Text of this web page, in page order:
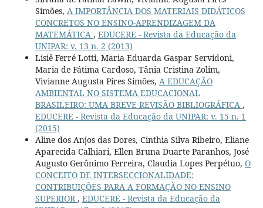
Simões, A IMPORTÂNCIA DOS MATERIAIS DIDÁTICOS
CONCRETOS NO ENSINO-APRENDIZAGEM DA
MATEMÁTICA , EDUCERE - Revista da Educação da
UNIPAR: v. 13 n. 2 (2013)
Lisiê Ferré Lotti, Maria Eduarda Gaspar Servidoni,
Maria de Fátima Cardoso, Tânia Cristina Zolim,
Vivianne Augusta Pires Simões, A EDUCAÇÃO
AMBIENTAL NO SISTEMA EDUCACIONAL
BRASILEIRO: UMA BREVE REVISÃO BIBLIOGRÁFICA ,
EDUCERE - Revista da Educação da UNIPAR: v. 15 n. 1
(2015)
Aline dos Anjos das Dores, Cinthia Silva Ribeiro, Eliane
Aparecida Calhiari, Ellen Bruna Duarte Paranhos, José
Augusto Gerônimo Ferreira, Claudia Lopes Perpétuo, O
CONCEITO DE INTERSECCIONALIDADE:
CONTRIBUIÇÕES PARA A FORMAÇÃO NO ENSINO
SUPERIOR , EDUCERE - Revista da Educação da